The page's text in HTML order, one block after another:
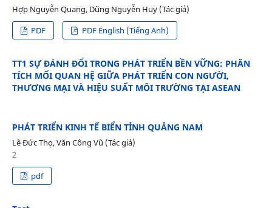
Hợp Nguyễn Quang, Dũng Nguyễn Huy (Tác giả)
PDF
PDF English (Tiếng Anh)
TT1 SỰ ĐÁNH ĐỔI TRONG PHÁT TRIỂN BỀN VỮNG: PHÂN
TÍCH MỐI QUAN HỆ GIỮA PHÁT TRIỂN CON NGƯỜI,
THƯƠNG MẠI VÀ HIỆU SUẤT MÔI TRƯỜNG TẠI ASEAN
PHÁT TRIỂN KINH TẾ BIỂN TỈNH QUẢNG NAM
Lê Đức Thọ, Văn Công Vũ (Tác giả)
2
pdf